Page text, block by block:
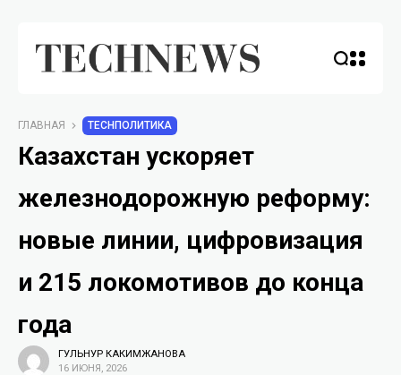
ГЛАВНАЯ TECHПОЛИТИКА
Казахстан ускоряет
железнодорожную реформу:
новые линии, цифровизация
и 215 локомотивов до конца
года
ГУЛЬНУР КАКИМЖАНОВА
16 ИЮНЯ, 2026